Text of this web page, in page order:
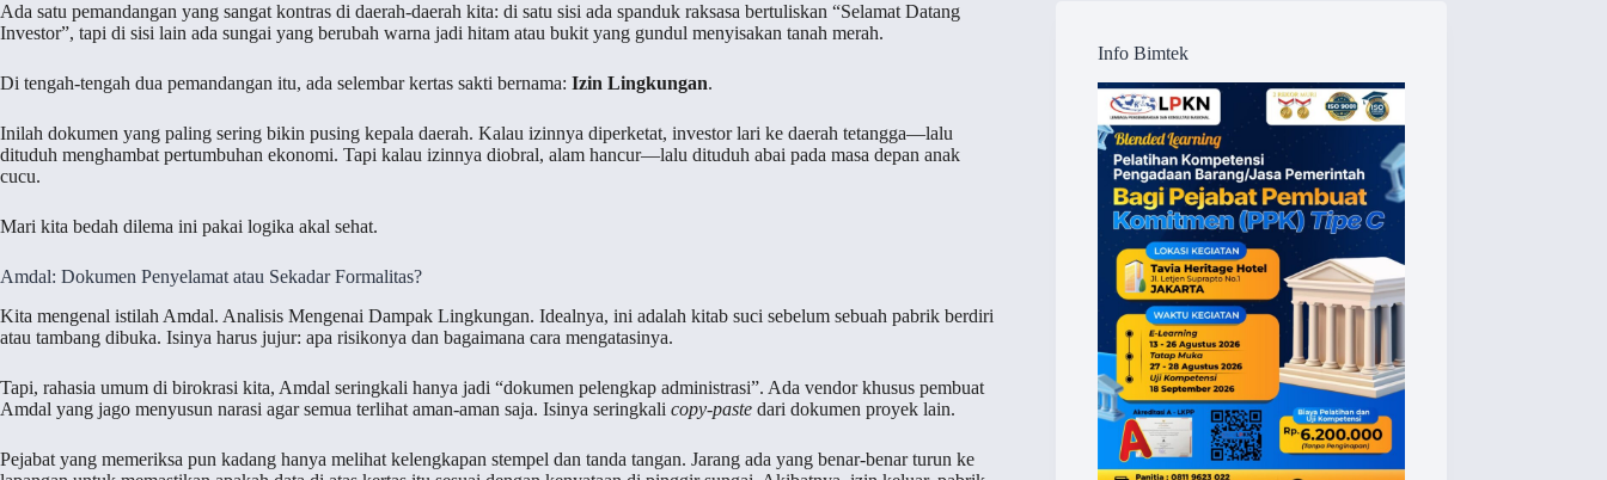
Ada satu pemandangan yang sangat kontras di daerah-daerah kita: di satu sisi ada spanduk raksasa bertuliskan “Selamat Datang
Investor”, tapi di sisi lain ada sungai yang berubah warna jadi hitam atau bukit yang gundul menyisakan tanah merah.
Di tengah-tengah dua pemandangan itu, ada selembar kertas sakti bernama: Izin Lingkungan.
Inilah dokumen yang paling sering bikin pusing kepala daerah. Kalau izinnya diperketat, investor lari ke daerah tetangga—lalu
dituduh menghambat pertumbuhan ekonomi. Tapi kalau izinnya diobral, alam hancur—lalu dituduh abai pada masa depan anak
cucu.
Mari kita bedah dilema ini pakai logika akal sehat.
Amdal: Dokumen Penyelamat atau Sekadar Formalitas?
Kita mengenal istilah Amdal. Analisis Mengenai Dampak Lingkungan. Idealnya, ini adalah kitab suci sebelum sebuah pabrik berdiri
atau tambang dibuka. Isinya harus jujur: apa risikonya dan bagaimana cara mengatasinya.
Tapi, rahasia umum di birokrasi kita, Amdal seringkali hanya jadi “dokumen pelengkap administrasi”. Ada vendor khusus pembuat
Amdal yang jago menyusun narasi agar semua terlihat aman-aman saja. Isinya seringkali copy-paste dari dokumen proyek lain.
Pejabat yang memeriksa pun kadang hanya melihat kelengkapan stempel dan tanda tangan. Jarang ada yang benar-benar turun ke
Info Bimtek